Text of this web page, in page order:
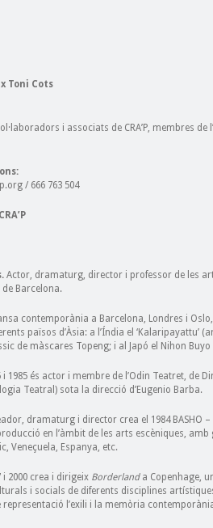
Toni Cots
i associats de CRA’P, membres de
/ 666 763 504
Actor, dramaturg, director i professor de les
de Barcelona.
contemporània a Barcelona, Londres i
països d’Àsia: a l’Índia el
de màscares Topeng; i al Japó el Nihon
i 1985 és actor i membre de l’Odin Teatret, de
Teatral) sota la direcció d’Eugenio Barba.
dramaturg i director crea el 1984 BASHO
en l’àmbit de les arts escèniques,
Veneçuela, Espanya, etc.
i 2000 crea i dirigeix Borderlanda Copenhage,
i socials de diferents disciplines
representació l’exili i la memòria